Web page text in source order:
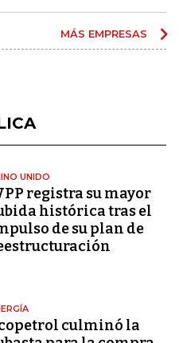
MÁS EMPRESAS
UNIDO
registra su mayor
histórica tras el
de su plan de
culminó la